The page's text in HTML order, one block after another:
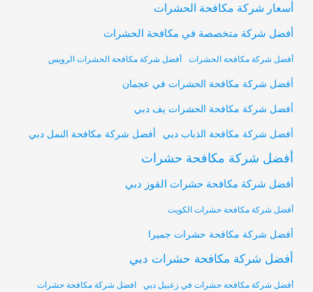
أسعار شركة مكافحة الحشرات
أفضل شركة متخصصة في مكافحة الحشرات
أفضل شركة مكافحة الحشرات أفضل شركة مكافحة الحشرات الرويس
أفضل شركة مكافحة الحشرات في عجمان
أفضل شركة مكافحة الحشرات يف دبي
أفضل شركة مكافحة الذباب دبي أفضل شركة مكافحة النمل دبي
أفضل شركة مكافحة حشرات
أفضل شركة مكافحة حشرات القوز دبي
أفضل شركة مكافحة حشرات الكويت
أفضل شركة مكافحة حشرات جميرا
أفضل شركة مكافحة حشرات دبي
أفضل شركة مكافحة حشرات في زعبيل دبي افضل شركة مكافحة حشرات